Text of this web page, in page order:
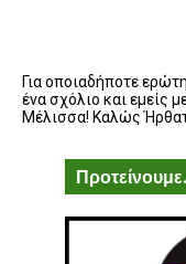
Για οποιαδήποτε
ένα σχόλιο και εμείς
Μέλισσα! Καλώς